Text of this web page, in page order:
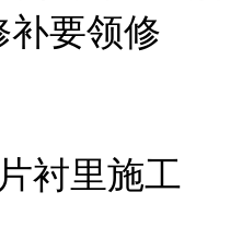
补要领修
衬里施工